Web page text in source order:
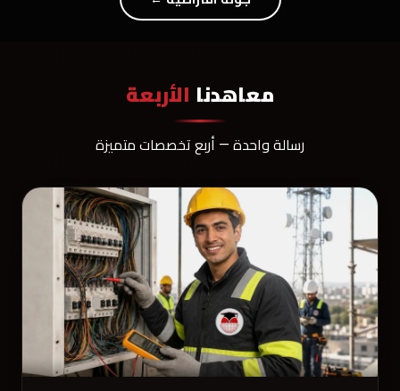
معاهدنا الأربعة
رسالة واحدة — أربع تخصصات متميزة